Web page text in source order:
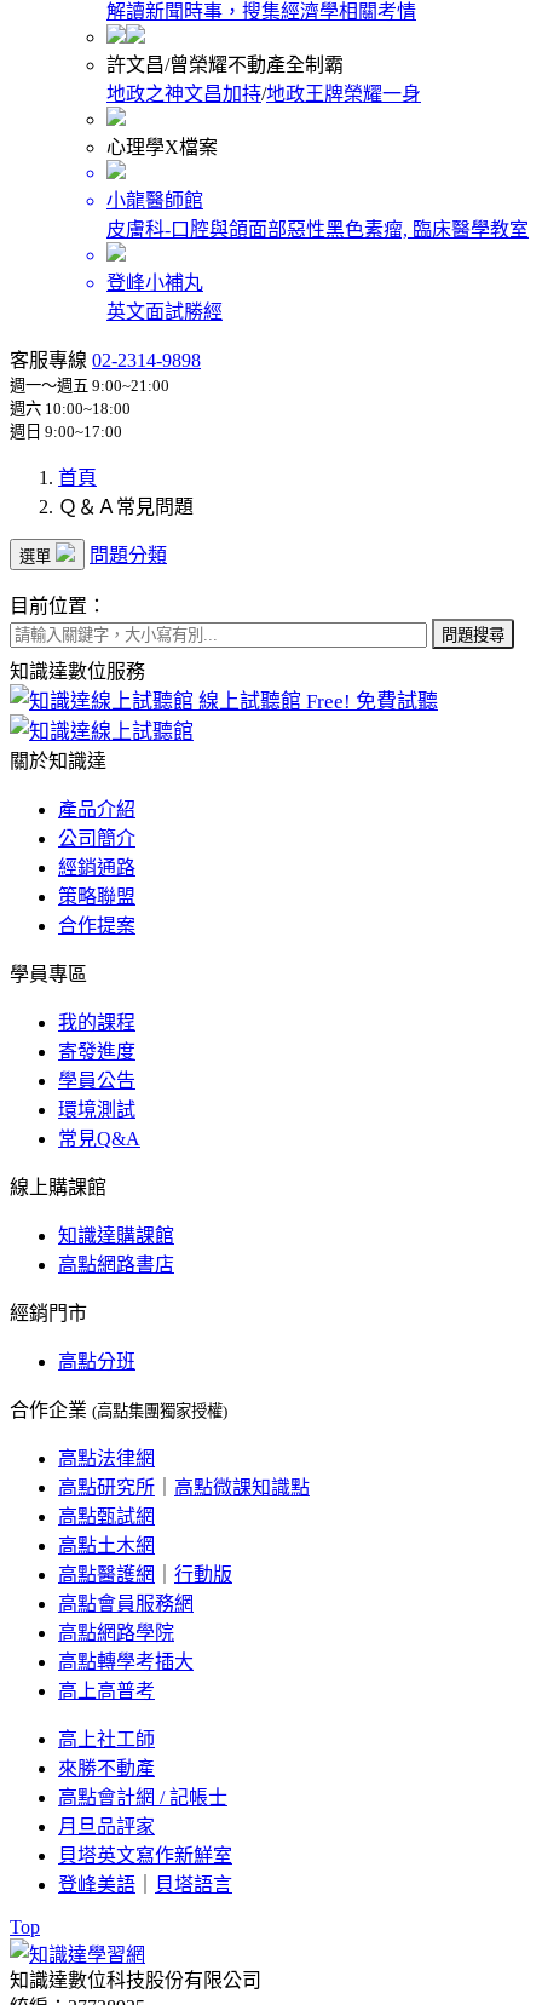
解讀新聞時事，搜集經濟學相關考情
許文昌/曾榮耀不動產全制霸
地政之神文昌加持/地政王牌榮耀一身
心理學X檔案
小龍醫師館
皮膚科-口腔與頜面部惡性黑色素瘤, 臨床醫學教室
登峰小補丸
英文面試勝經
客服專線 02-2314-9898
週一～週五 9:00~21:00
週六 10:00~18:00
週日 9:00~17:00
首頁
Ｑ＆Ａ常見問題
選單 問題分類
目前位置：
問題搜尋
知識達數位服務
線上試聽館 Free! 免費試聽
關於知識達
產品介紹
公司簡介
經銷通路
策略聯盟
合作提案
學員專區
我的課程
寄發進度
學員公告
環境測試
常見Q&A
線上購課館
知識達購課館
高點網路書店
經銷門市
高點分班
合作企業 (高點集團獨家授權)
高點法律網
高點研究所
高點微課知識點
高點甄試網
高點土木網
高點醫護網
行動版
高點會員服務網
高點網路學院
高點轉學考插大
高上高普考
高上社工師
來勝不動產
高點會計網 / 記帳士
月旦品評家
貝塔英文寫作新鮮室
登峰美語
貝塔語言
Top
知識達數位科技股份有限公司